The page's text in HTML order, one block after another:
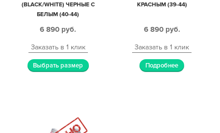
(BLACK/WHITE) ЧЕРНЫЕ С
БЕЛЫМ (40-44)
6 890 руб.
Заказать в 1 клик
Выбрать размер
КРАСНЫМ (39-44)
6 890 руб.
Заказать в 1 клик
Подробнее